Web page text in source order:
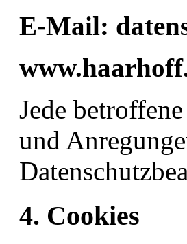
E-Mail:
Jede
und
4. Cookies